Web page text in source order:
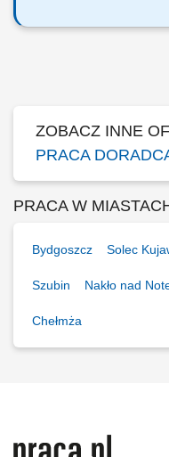
Opis stanowiska
ZOBACZ INNE
PRACA
PRACA W
Bydgoszcz Solec
Szubin Nakło nad
Chełmża